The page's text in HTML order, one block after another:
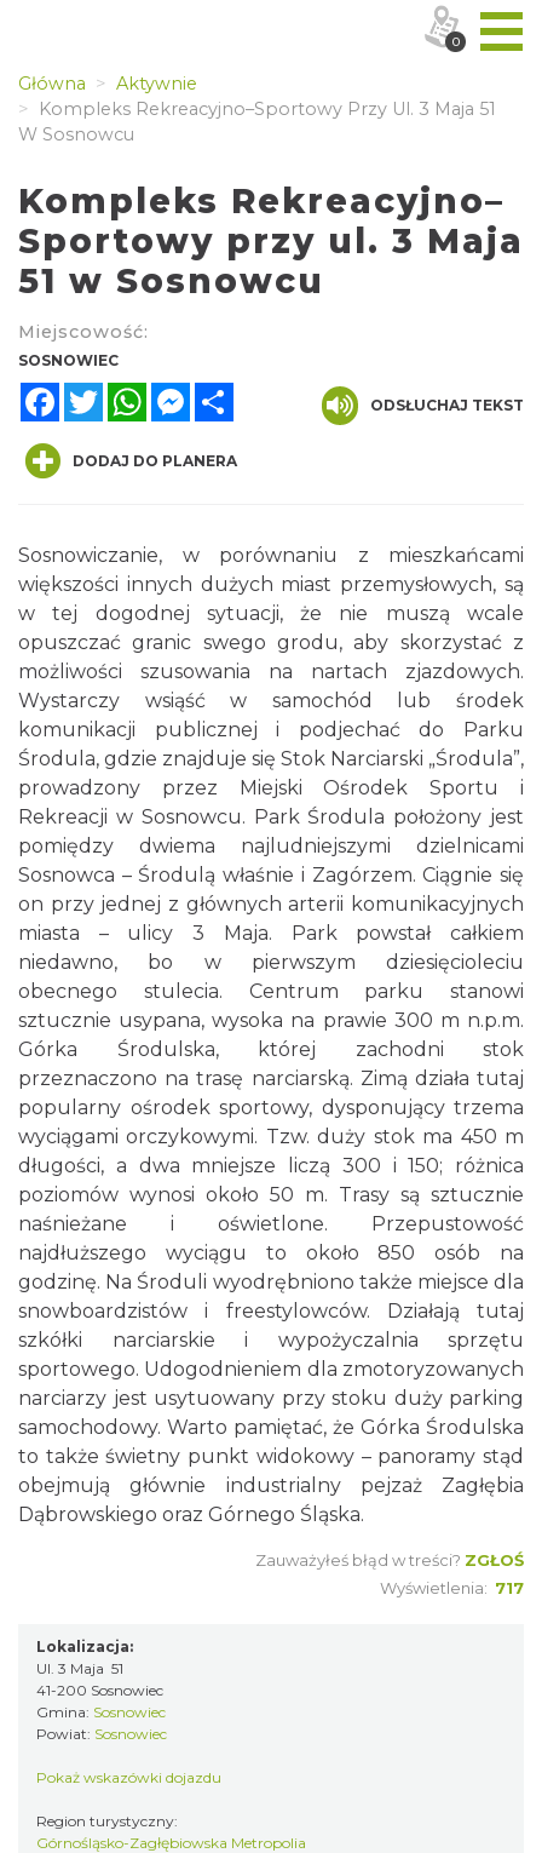
Główna
Aktywnie
Kompleks Rekreacyjno–Sportowy Przy Ul. 3 Maja 51
W Sosnowcu
Kompleks Rekreacyjno–
Sportowy przy ul. 3 Maja
51 w Sosnowcu
Miejscowość:
SOSNOWIEC
FacebookTwitterWhatsAppMessenger
ODSŁUCHAJ TEKST
DODAJ DO PLANERA
Sosnowiczanie, w porównaniu z mieszkańcami
większości innych dużych miast przemysłowych, są
w tej dogodnej sytuacji, że nie muszą wcale
opuszczać granic swego grodu, aby skorzystać z
możliwości szusowania na nartach zjazdowych.
Wystarczy wsiąść w samochód lub środek
komunikacji publicznej i podjechać do Parku
Środula, gdzie znajduje się Stok Narciarski „Środula”,
prowadzony przez Miejski Ośrodek Sportu i
Rekreacji w Sosnowcu. Park Środula położony jest
pomiędzy dwiema najludniejszymi dzielnicami
Sosnowca – Środulą właśnie i Zagórzem. Ciągnie się
on przy jednej z głównych arterii komunikacyjnych
miasta – ulicy 3 Maja. Park powstał całkiem
niedawno, bo w pierwszym dziesięcioleciu
obecnego stulecia. Centrum parku stanowi
sztucznie usypana, wysoka na prawie 300 m n.p.m.
Górka Środulska, której zachodni stok
przeznaczono na trasę narciarską. Zimą działa tutaj
popularny ośrodek sportowy, dysponujący trzema
wyciągami orczykowymi. Tzw. duży stok ma 450 m
długości, a dwa mniejsze liczą 300 i 150; różnica
poziomów wynosi około 50 m. Trasy są sztucznie
naśnieżane i oświetlone. Przepustowość
najdłuższego wyciągu to około 850 osób na
godzinę. Na Środuli wyodrębniono także miejsce dla
snowboardzistów i freestylowców. Działają tutaj
szkółki narciarskie i wypożyczalnia sprzętu
sportowego. Udogodnieniem dla zmotoryzowanych
narciarzy jest usytuowany przy stoku duży parking
samochodowy. Warto pamiętać, że Górka Środulska
to także świetny punkt widokowy – panoramy stąd
obejmują głównie industrialny pejzaż Zagłębia
Dąbrowskiego oraz Górnego Śląska.
Zauważyłeś błąd w treści? ZGŁOŚ
Wyświetlenia: 717
Lokalizacja:
Ul. 3 Maja 51
41-200 Sosnowiec
Gmina: Sosnowiec
Powiat: Sosnowiec
Pokaż wskazówki dojazdu
Region turystyczny:
Górnośląsko-Zagłębiowska Metropolia
0